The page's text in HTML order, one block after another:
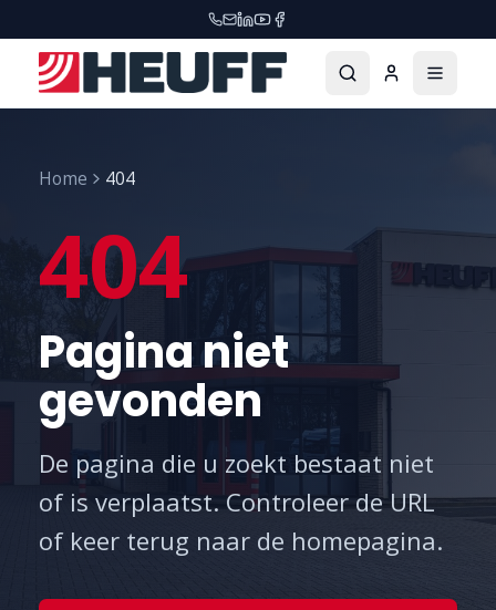
Home 404
404
Pagina niet
gevonden
De pagina die u zoekt bestaat niet
of is verplaatst. Controleer de URL
of keer terug naar de homepagina.